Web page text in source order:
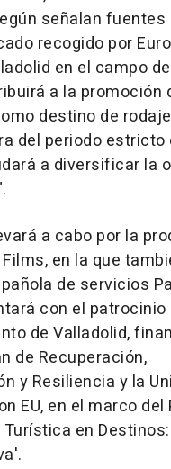
señalan
recogido por
en el campo
a la promoción
destino de
del periodo estricto
a diversificar la
a cabo por la
en la que
de servicios
con el
de Valladolid,
de Recuperación,
y Resiliencia y la
EU, en el marco del
en